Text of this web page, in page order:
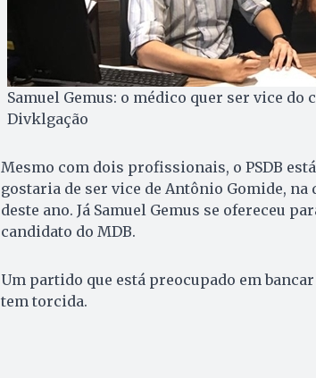
Samuel Gemus: o médico quer ser vice do
Divklgação
Mesmo com dois profissionais, o PSDB
gostaria de ser vice de Antônio Gomide,
deste ano. Já Samuel Gemus se ofereceu
candidato do MDB.
Um partido que está preocupado em
tem torcida.